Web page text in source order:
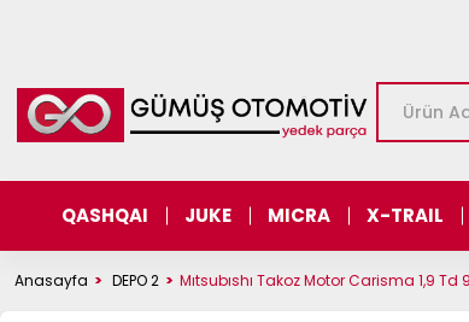
QASHQAI JUKE MICRA X-TRAIL
Anasayfa DEPO 2 Mıtsubıshı Takoz Motor Carisma 1,9 Td